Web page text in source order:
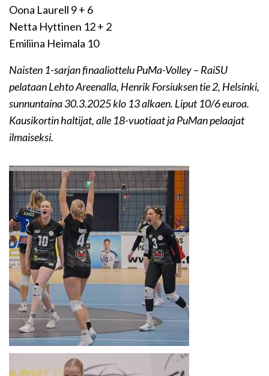
Oona Laurell 9 + 6
Netta Hyttinen 12 + 2
Emiliina Heimala 10
Naisten 1-sarjan finaaliottelu PuMa-Volley – RaiSU
pelataan Lehto Areenalla, Henrik Forsiuksen tie 2, Helsinki,
sunnuntaina 30.3.2025 klo 13 alkaen. Liput 10/6 euroa.
Kausikortin haltijat, alle 18-vuotiaat ja PuMan pelaajat
ilmaiseksi.